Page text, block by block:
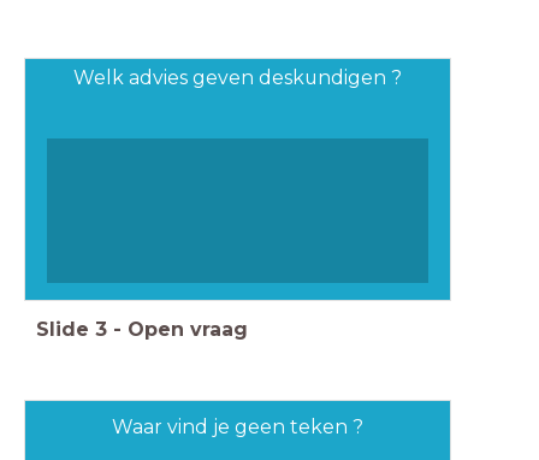
Welk advies geven deskundigen ?
Slide 3 - Open vraag
Waar vind je geen teken ?